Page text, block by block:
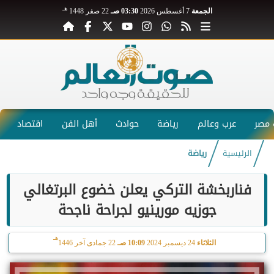
الجمعة 7 أغسطس 2026 03:30 صـ 22 صفر 1448 هـ
عرب وعالم رياضة حوادث أهل الفن اقتصاد
الرئيسية رياضة
فناربخشة التركي يعلن خضوع البرتغالي
جوزيه مورينيو لجراحة ناجحة
الثلاثاء 10:09 صـ 22 جمادى آخر 1446
هـ